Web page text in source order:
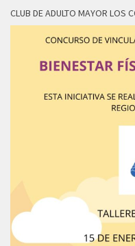
CLUB DE ADULTO MAYOR LOS